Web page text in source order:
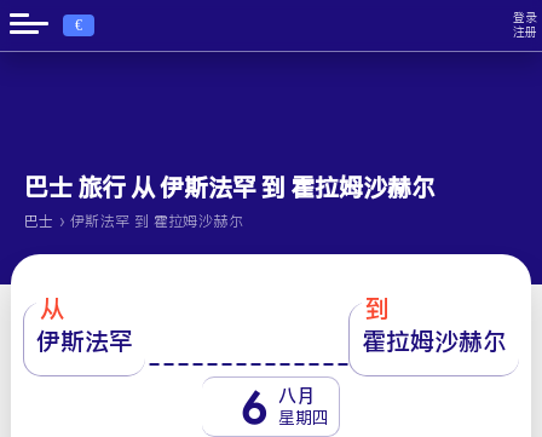
€
登录
注册
巴士 旅行 从 伊斯法罕 到 霍拉姆沙赫尔
巴士 › 伊斯法罕 到 霍拉姆沙赫尔
从
伊斯法罕
到
霍拉姆沙赫尔
6 八月
星期四